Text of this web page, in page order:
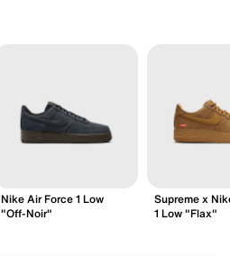
Nike Air Force 1 Low
"Off-Noir"
Supreme x
1 Low "Flax"